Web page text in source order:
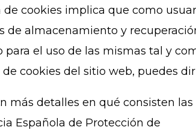
cookies implica que como
de almacenamiento y
el uso de las mismas tal y
cookies del sitio web, puedes
más detalles en qué consisten
Española de Protección de